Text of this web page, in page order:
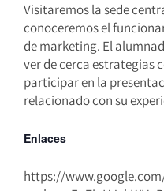
Visitaremos la sede
conoceremos el
de marketing. El
ver de cerca estrategias
participar en la
relacionado con su
Enlaces
https://